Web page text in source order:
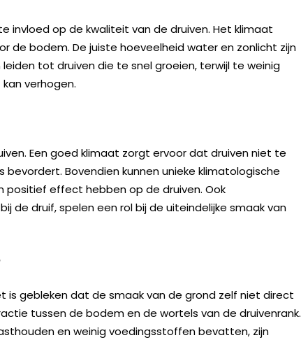
invloed op de kwaliteit van de druiven. Het klimaat
de bodem. De juiste hoeveelheid water en zonlicht zijn
tot druiven die te snel groeien, terwijl te weinig
verhogen.
Een goed klimaat zorgt ervoor dat druiven niet te
Bovendien kunnen unieke klimatologische
positief effect hebben op de druiven. Ook
de druif, spelen een rol bij de uiteindelijke smaak van
is gebleken dat de smaak van de grond zelf niet direct
tussen de bodem en de wortels van de druivenrank.
en weinig voedingsstoffen bevatten, zijn